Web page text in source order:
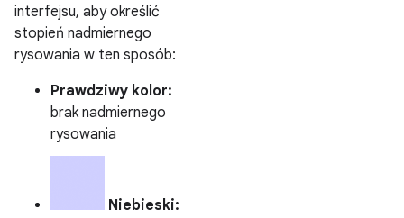
interfejsu, aby określić
stopień nadmiernego
rysowania w ten sposób:
Prawdziwy kolor:
brak nadmiernego
rysowania
Niebieski: